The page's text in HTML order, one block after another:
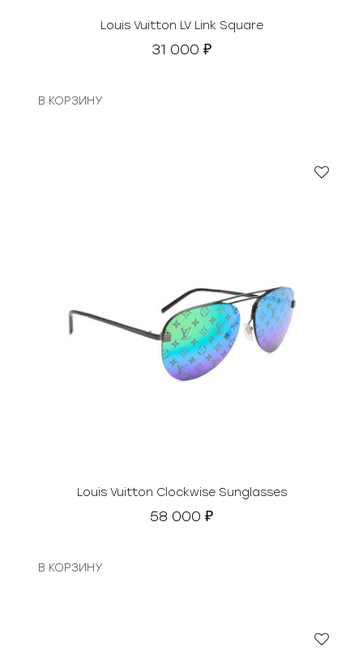
Louis Vuitton LV Link Square
31 000 ₽
В КОРЗИНУ
Louis Vuitton Clockwise Sunglasses
58 000 ₽
В КОРЗИНУ